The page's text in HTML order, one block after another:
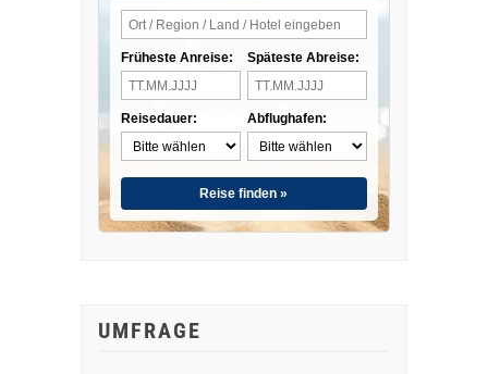
Früheste Anreise:
Reisedauer:
Späteste Abreise:
Abflughafen:
Reise finden »
UMFRAGE